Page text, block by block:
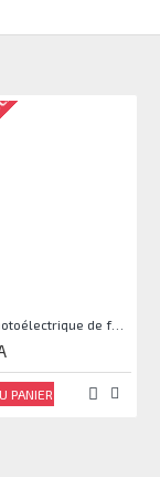
Capteur photoélectrique de faisceau Module de capteur IR
PANIER